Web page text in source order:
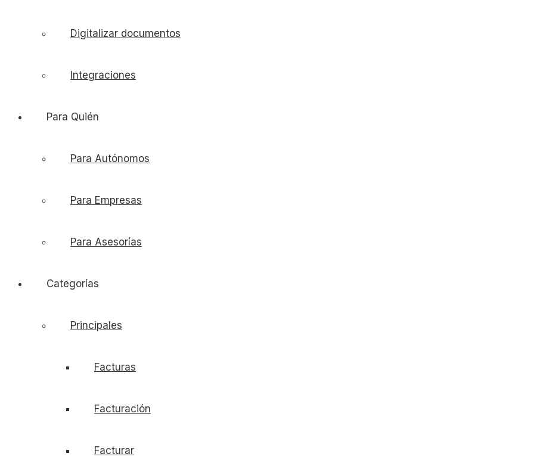
Digitalizar documentos
Integraciones
Para Quién
Para Autónomos
Para Empresas
Para Asesorías
Categorías
Principales
Facturas
Facturación
Facturar